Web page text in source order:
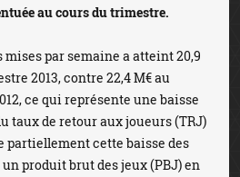
au cours du trimestre.
par semaine a atteint 20,9
2013, contre 22,4 M€ au
ce qui représente une baisse
taux de retour aux joueurs (TRJ)
partiellement cette baisse des
produit brut des jeux (PBJ) en